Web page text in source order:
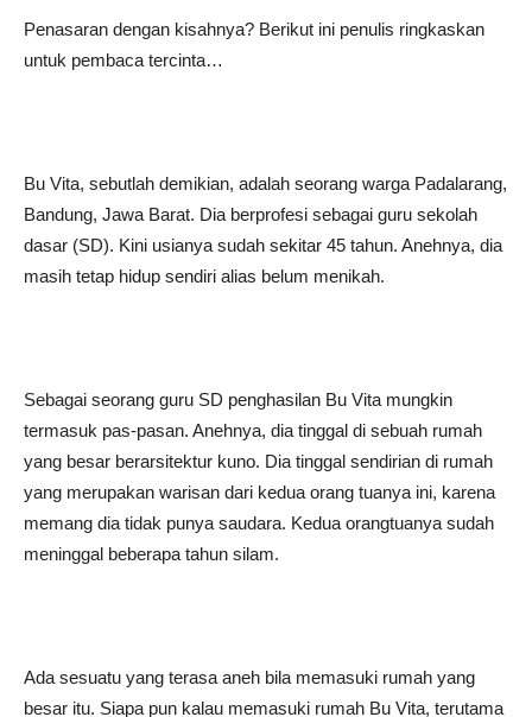
Penasaran dengan kisahnya? Berikut ini penulis ringkaskan
untuk pembaca tercinta…
Bu Vita, sebutlah demikian, adalah seorang warga Padalarang,
Bandung, Jawa Barat. Dia berprofesi sebagai guru sekolah
dasar (SD). Kini usianya sudah sekitar 45 tahun. Anehnya, dia
masih tetap hidup sendiri alias belum menikah.
Sebagai seorang guru SD penghasilan Bu Vita mungkin
termasuk pas-pasan. Anehnya, dia tinggal di sebuah rumah
yang besar berarsitektur kuno. Dia tinggal sendirian di rumah
yang merupakan warisan dari kedua orang tuanya ini, karena
memang dia tidak punya saudara. Kedua orangtuanya sudah
meninggal beberapa tahun silam.
Ada sesuatu yang terasa aneh bila memasuki rumah yang
besar itu. Siapa pun kalau memasuki rumah Bu Vita, terutama